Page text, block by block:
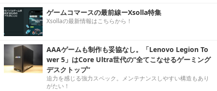
ゲームコマースの最前線ーXsolla特集
Xsollaの最新情報はこちらから！
AAAゲームも制作も妥協なし。「Lenovo Legion To
wer 5」はCore Ultra世代の“全てこなせるゲーミング
デスクトップ”
迫力を感じる強力スペック。メンテナンスしやすい構造もあり
がたい！